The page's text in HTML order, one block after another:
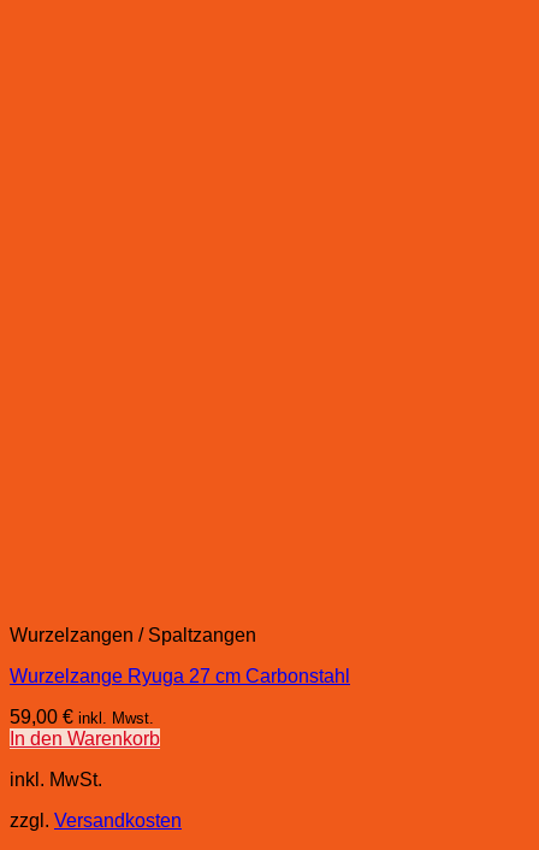
Wurzelzangen / Spaltzangen
Wurzelzange Ryuga 27 cm Carbonstahl
59,00 € inkl. Mwst.
In den Warenkorb
inkl. MwSt.
zzgl. Versandkosten